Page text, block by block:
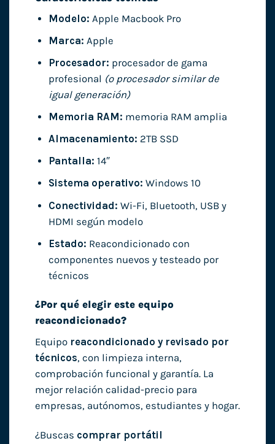
Modelo: Apple Macbook Pro
Marca: Apple
Procesador: procesador de gama
profesional (o procesador similar de
igual generación)
Memoria RAM: memoria RAM amplia
Almacenamiento: 2TB SSD
Pantalla: 14″
Sistema operativo: Windows 10
Conectividad: Wi-Fi, Bluetooth, USB y
HDMI según modelo
Estado: Reacondicionado con
componentes nuevos y testeado por
técnicos
¿Por qué elegir este equipo
reacondicionado?
Equipo reacondicionado y revisado por
técnicos, con limpieza interna,
comprobación funcional y garantía. La
mejor relación calidad-precio para
empresas, autónomos, estudiantes y hogar.
¿Buscas comprar portátil